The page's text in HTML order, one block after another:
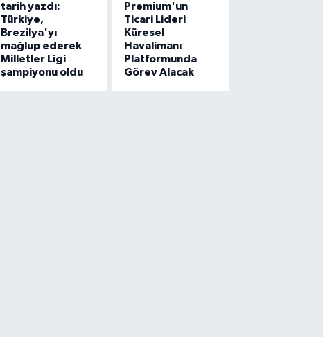
tarih yazdı:
Türkiye,
Brezilya'yı
mağlup ederek
Milletler Ligi
şampiyonu oldu
Premium'un
Ticari Lideri
Küresel
Havalimanı
Platformunda
Görev Alacak